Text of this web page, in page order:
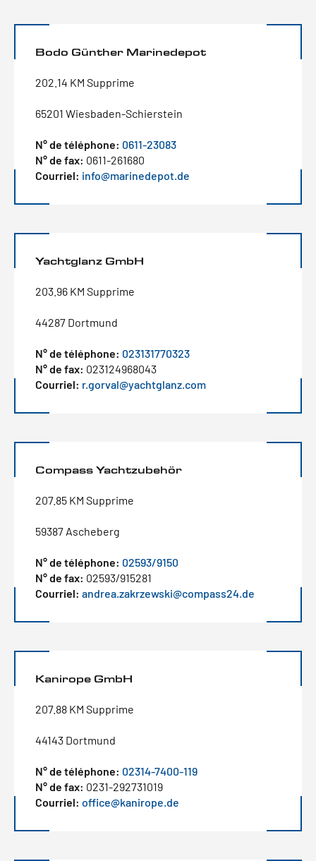
Bodo Günther Marinedepot
202.14 KM Supprime
65201 Wiesbaden-Schierstein
N° de téléphone: 0611-23083
N° de fax: 0611-261680
Courriel: info@marinedepot.de
Yachtglanz GmbH
203.96 KM Supprime
44287 Dortmund
N° de téléphone: 023131770323
N° de fax: 023124968043
Courriel: r.gorval@yachtglanz.com
Compass Yachtzubehör
207.85 KM Supprime
59387 Ascheberg
N° de téléphone: 02593/9150
N° de fax: 02593/915281
Courriel: andrea.zakrzewski@compass24.de
Kanirope GmbH
207.88 KM Supprime
44143 Dortmund
N° de téléphone: 02314-7400-119
N° de fax: 0231-292731019
Courriel: office@kanirope.de